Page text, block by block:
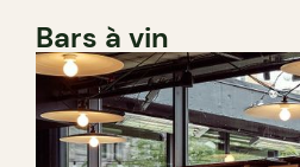
Bars à vin